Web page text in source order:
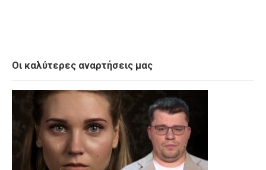
Οι καλύτερες αναρτήσεις μας